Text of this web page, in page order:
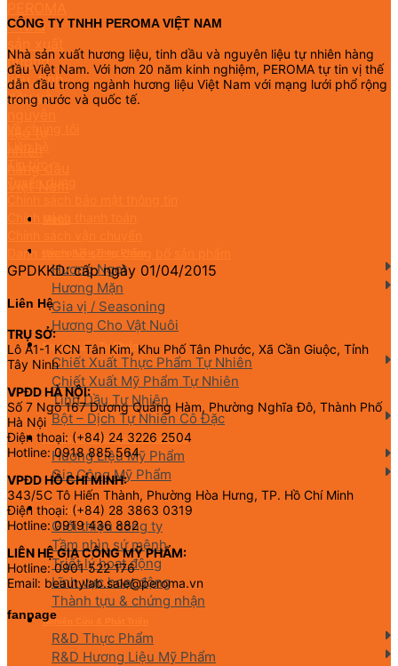
Hương Ngọt
Hương Mặn
Gia vị / Seasoning
Hương Cho Vật Nuôi
Nguyên Liệu Tự Nhiên
Chiết Xuất Thực Phẩm Tự Nhiên
Chiết Xuất Mỹ Phẩm Tự Nhiên
Tinh Dầu Tự Nhiên
Bột – Dịch Tự Nhiên Cô Đặc
Hương Liệu Mỹ Phẩm & Gia Công
Hương Liệu Mỹ Phẩm
Gia Công Mỹ Phẩm
Về chúng tôi
Giới thiệu công ty
Tầm nhìn sứ mệnh
Triết lý hoạt động
Lĩnh vực hoạt động
Thành tựu & chứng nhận
Nghiên Cứu & Phát Triển
R&D Thực Phẩm
R&D Hương Liệu Mỹ Phẩm
CÔNG TY TNHH PEROMA VIỆT NAM
Nhà sản xuất hương liệu, tinh dầu và nguyên liệu tự nhiên hàng
đầu Việt Nam. Với hơn 20 năm kinh nghiệm, PEROMA tự tin vị thế
dẫn đầu trong ngành hương liệu Việt Nam với mạng lưới phổ rộng
trong nước và quốc tế.
Chính sách thanh toán
Danh sách hồ sơ tự công bố sản phẩm
GPDKKD: cấp ngày 01/04/2015
Liên Hệ
TRỤ SỞ:
Lô A1-1 KCN Tân Kim, Khu Phố Tân Phước, Xã Cần Giuộc, Tỉnh
Tây Ninh
VPĐD HÀ NỘI:
Số 7 Ngõ 167 Dương Quảng Hàm, Phường Nghĩa Đô, Thành Phố
Hà Nội
Điện thoại: (+84) 24 3226 2504
Hotline: 0918 885 564
VPĐD HỒ CHÍ MINH:
343/5C Tô Hiến Thành, Phường Hòa Hưng, TP. Hồ Chí Minh
Điện thoại: (+84) 28 3863 0319
Hotline: 0919 436 882
LIÊN HỆ GIA CÔNG MỸ PHẨM:
Hotline: 0901 522 176
Email: beautylab.sale@peroma.vn
fanpage